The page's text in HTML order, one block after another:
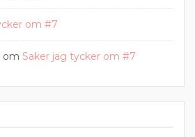
om #7
om Saker jag tycker om #7